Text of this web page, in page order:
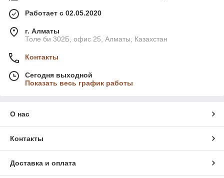
Работает с 02.05.2020
г. Алматы
Толе би 302Б, офис 25, Алматы, Казахстан
Контакты
Сегодня выходной
Показать весь график работы
О нас
Контакты
Доставка и оплата